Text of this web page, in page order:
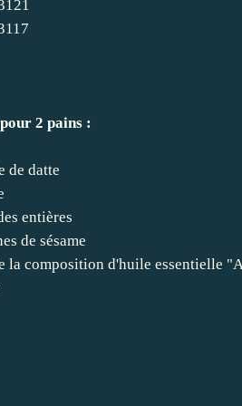
2 pains :
de datte
entières
de sésame
la composition d'huile essentielle